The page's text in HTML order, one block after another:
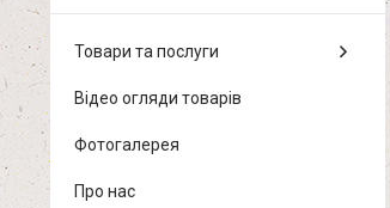
Товари та послуги
Відео огляди товарів
Фотогалерея
Про нас